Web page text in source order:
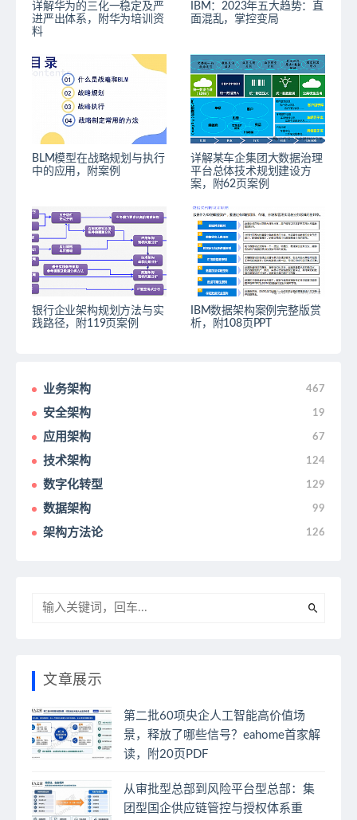
详解华为的三化一稳定及严
进严出体系，附华为培训资
料
IBM：2023年五大趋势：直
面混乱，掌控变局
BLM模型在战略规划与执行
中的应用，附案例
详解某车企集团大数据治理
平台总体技术规划建设方
案，附62页案例
银行企业架构规划方法与实
践路径，附119页案例
IBM数据架构案例完整版赏
析，附108页PPT
业务架构 467
安全架构 19
应用架构 67
技术架构 124
数字化转型 129
数据架构 99
架构方法论 126
文章展示
第二批60项央企人工智能高价值场
景，释放了哪些信号？eahome首家解
读，附20页PDF
从审批型总部到风险平台型总部：集
团型国企供应链管控与授权体系重